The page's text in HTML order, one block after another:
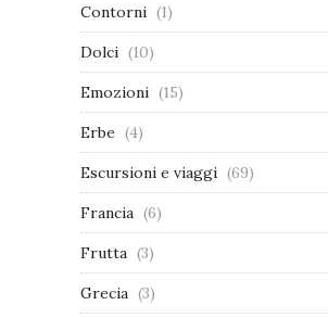
Contorni (1)
Dolci (10)
Emozioni (15)
Erbe (4)
Escursioni e viaggi (69)
Francia (6)
Frutta (3)
Grecia (3)